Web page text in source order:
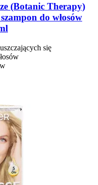
(Botanic Therapy)
do włosów
się